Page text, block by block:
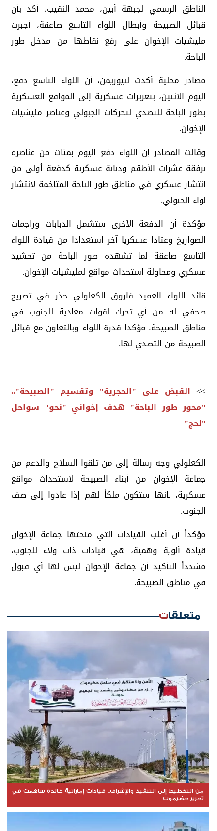
الناطق الرسمي لجبهة أبين، محمد النقيب، أكد بأن
‏قبائل الصبيحة وأبطال اللواء التاسع صاعقة، أجبرت
مليشيات الإخوان على رفع نقاطها من مدخل طور
الباحة.
مصادر محلية أكدت لنيوزيمن، أن اللواء التاسع دفع،
اليوم الاثنين، بتعزيزات عسكرية إلى المواقع العسكرية
بطور الباحة للتصدي لتحركات الجبولي وعناصر مليشيات
الإخوان.
وقالت المصادر إن اللواء دفع اليوم بمئات من عناصره
برفقة عشرات الأطقم ودبابة عسكرية كدفعة أولى من
انتشار عسكري في مناطق طور الباحة المتاخمة لانتشار
لواء الجبولي.
مؤكدة أن الدفعة الأخرى ستشمل الدبابات وراجمات
الصواريخ وعتادا عسكريا آخر استعدادا من قيادة اللواء
التاسع صاعقة لما تشهده طور الباحة من تحشيد
عسكري ومحاولة استحداث مواقع لمليشيات الإخوان.
قائد اللواء العميد فاروق الكعلولي حذر في تصريح
صحفي له من أي تحرك لقوات معادية للجنوب في
مناطق الصبيحة، مؤكدا قدرة اللواء وبالتعاون مع قبائل
الصبيحة من التصدي لها.
>> القبض على "الحجرية" وتقسيم "الصبيحة"..
"محور طور الباحة" هدف إخواني "نحو" سواحل
"لحج"
الكعلولي وجه رسالة إلى من تلقوا السلاح والدعم من
جماعة الإخوان من أبناء الصبيحة لاستحداث مواقع
عسكرية، بانها ستكون ملكاً لهم إذا عادوا إلى صف
الجنوب.
مؤكداً أن أغلب القيادات التي منحتها جماعة الإخوان
قيادة ألوية وهمية، هي قيادات ذات ولاء للجنوب،
مشدداً التأكيد أن جماعة الإخوان ليس لها أي قبول
في مناطق الصبيحة.
متعلقات
من التخطيط إلى التنفيذ والإشراف.. قيادات إماراتية خالدة ساهمت في
تحرير حضرموت